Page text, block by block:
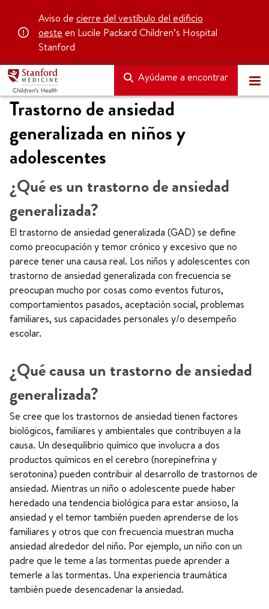
Aviso de cierre del vestíbulo del edificio
oeste en Lucile Packard Children’s Hospital
Stanford
Ayúdame a encontrar
Trastorno de ansiedad
generalizada en niños y
adolescentes
¿Qué es un trastorno de ansiedad
generalizada?
El trastorno de ansiedad generalizada (GAD) se define
como preocupación y temor crónico y excesivo que no
parece tener una causa real. Los niños y adolescentes con
trastorno de ansiedad generalizada con frecuencia se
preocupan mucho por cosas como eventos futuros,
comportamientos pasados, aceptación social, problemas
familiares, sus capacidades personales y/o desempeño
escolar.
¿Qué causa un trastorno de ansiedad
generalizada?
Se cree que los trastornos de ansiedad tienen factores
biológicos, familiares y ambientales que contribuyen a la
causa. Un desequilibrio químico que involucra a dos
productos químicos en el cerebro (norepinefrina y
serotonina) pueden contribuir al desarrollo de trastornos de
ansiedad. Mientras un niño o adolescente puede haber
heredado una tendencia biológica para estar ansioso, la
ansiedad y el temor también pueden aprenderse de los
familiares y otros que con frecuencia muestran mucha
ansiedad alrededor del niño. Por ejemplo, un niño con un
padre que le teme a las tormentas puede aprender a
temerle a las tormentas. Una experiencia traumática
también puede desencadenar la ansiedad.